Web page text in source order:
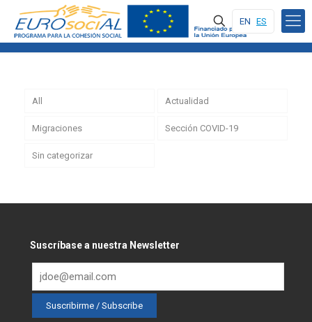
EN ES
All Actualidad
Migraciones Sección COVID-19
Sin categorizar
Suscríbase a nuestra Newsletter